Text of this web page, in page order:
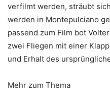
verfilmt werden, sträubt
werden in Montepulciano
passend zum Film bot
zwei Fliegen mit einer
und Erhalt des
Mehr zum Thema